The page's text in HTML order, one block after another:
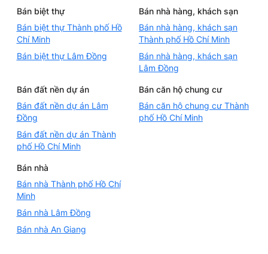
Bán biệt thự
Bán biệt thự Thành phố Hồ
Chí Minh
Bán biệt thự Lâm Đồng
Bán nhà hàng, khách sạn
Bán nhà hàng, khách sạn
Thành phố Hồ Chí Minh
Bán nhà hàng, khách sạn
Lâm Đồng
Bán đất nền dự án
Bán đất nền dự án Lâm
Đồng
Bán đất nền dự án Thành
phố Hồ Chí Minh
Bán căn hộ chung cư
Bán căn hộ chung cư Thành
phố Hồ Chí Minh
Bán nhà
Bán nhà Thành phố Hồ Chí
Minh
Bán nhà Lâm Đồng
Bán nhà An Giang